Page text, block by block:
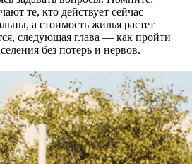
те, кто действует сейчас —
а стоимость жилья растет
следующая глава — как пройти
без потерь и нервов.